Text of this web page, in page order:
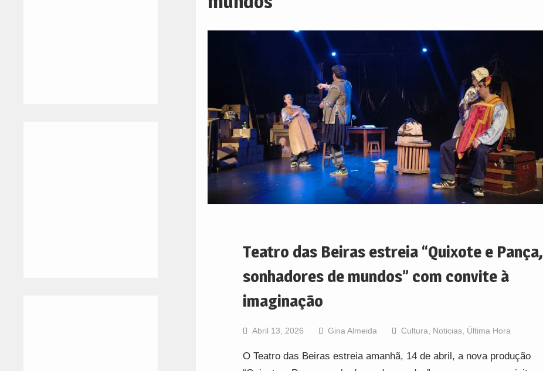
Teatro das Beiras estreia “Quixote e Pança,
sonhadores de mundos” com convite à
imaginação
Abril 13, 2026 Gina Almeida Cultura Noticias, Última Hora
O Teatro das Beiras estreia amanhã, 14 de abril, a nova produção